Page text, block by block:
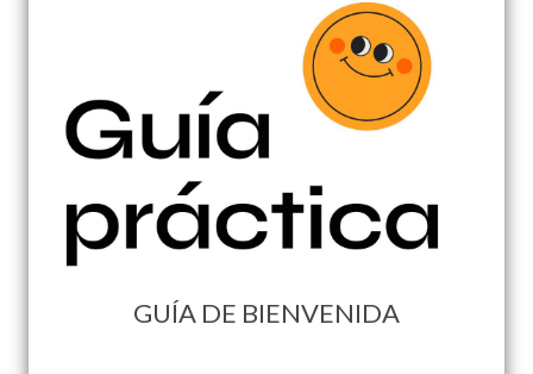
GUÍA DE BIENVENIDA